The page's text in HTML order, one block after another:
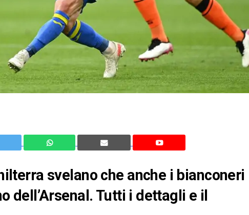
svelano che anche i bianconeri
dell’Arsenal. Tutti i dettagli e il